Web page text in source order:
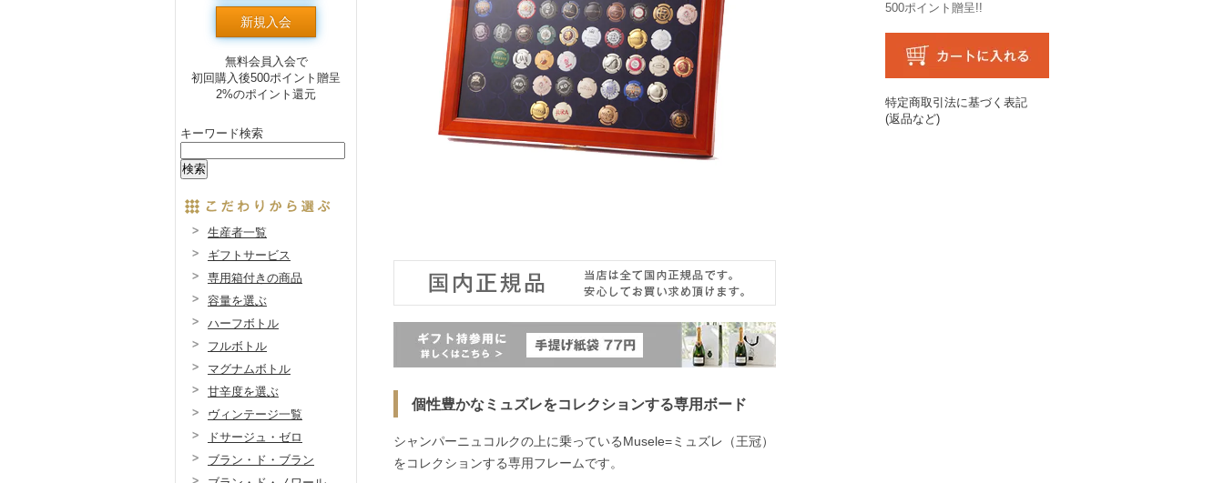
500ポイント贈呈!!
特定商取引法に基づく表記
(返品など)
個性豊かなミュズレをコレクションする専用ボード
シャンパーニュコルクの上に乗っているMusele=ミュズレ（王冠）
をコレクションする専用フレームです。
新規入会
無料会員入会で
初回購入後500ポイント贈呈
2%のポイント還元
キーワード検索
生産者一覧
ギフトサービス
専用箱付きの商品
容量を選ぶ
ハーフボトル
フルボトル
マグナムボトル
甘辛度を選ぶ
ヴィンテージ一覧
ドサージュ・ゼロ
ブラン・ド・ブラン